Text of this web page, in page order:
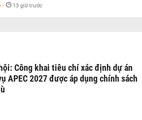
- 13 giờ trước
Công khai tiêu chí xác định dự án
APEC 2027 được áp dụng chính sách